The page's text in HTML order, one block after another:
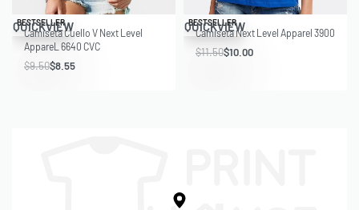
Save $0.95
BESTSELLER
QUICKVIEW
Camiseta Cuello V Next Level
AppareL 6640 CVC
$9.50$8.55
Save $1.50
BESTSELLER
QUICKVIEW
Camiseta Next Level Apparel 3900
$11.50$10.00